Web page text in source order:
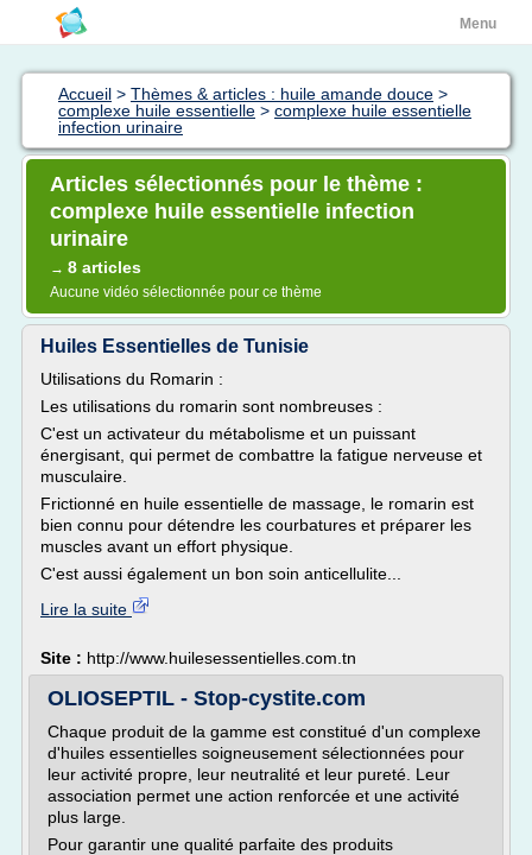
Menu
Accueil > Thèmes & articles : huile amande douce >
complexe huile essentielle > complexe huile essentielle
infection urinaire
Articles sélectionnés pour le thème :
complexe huile essentielle infection
urinaire
→ 8 articles
Aucune vidéo sélectionnée pour ce thème
Huiles Essentielles de Tunisie
Utilisations du Romarin :
Les utilisations du romarin sont nombreuses :
C'est un activateur du métabolisme et un puissant
énergisant, qui permet de combattre la fatigue nerveuse et
musculaire.
Frictionné en huile essentielle de massage, le romarin est
bien connu pour détendre les courbatures et préparer les
muscles avant un effort physique.
C'est aussi également un bon soin anticellulite...
Lire la suite
Site : http://www.huilesessentielles.com.tn
OLIOSEPTIL - Stop-cystite.com
Chaque produit de la gamme est constitué d'un complexe
d'huiles essentielles soigneusement sélectionnées pour
leur activité propre, leur neutralité et leur pureté. Leur
association permet une action renforcée et une activité
plus large.
Pour garantir une qualité parfaite des produits